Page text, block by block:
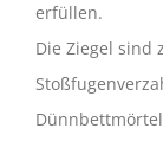
erfüllen.
Die Ziegel sind